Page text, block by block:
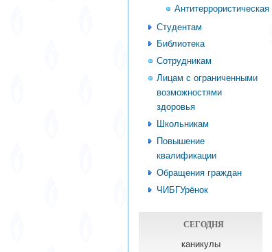
Антитеррористическая
Студентам
Библиотека
Сотрудникам
Лицам с ограниченными
возможностями
здоровья
Школьникам
Повышение
квалификации
Обращения граждан
ЧИБГУрёнок
СЕГОДНЯ
каникулы